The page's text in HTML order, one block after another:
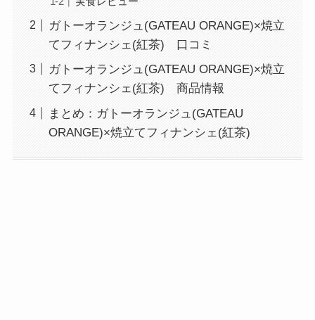
ガトーオランジュ(GATEAU ORANGE)×焼立
てフィナンシェ(紅茶) 口コミ
ガトーオランジュ(GATEAU ORANGE)×焼立
てフィナンシェ(紅茶) 商品情報
まとめ：ガトーオランジュ(GATEAU
ORANGE)×焼立てフィナンシェ(紅茶)